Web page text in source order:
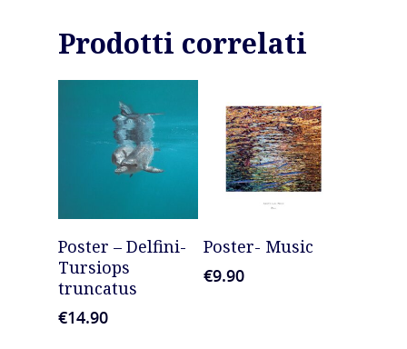
Prodotti correlati
AGGIUNGI AL
CARRELLO
Poster – Delfini-
Tursiops
truncatus
€14.90
AGGIUNGI AL
Poster- Music
€9.90